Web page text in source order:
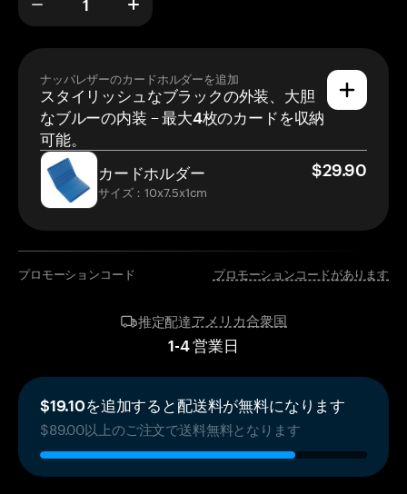
ナッパレザーのカードホルダーを追加
スタイリッシュなブラックの外装、大胆
なブルーの内装 – 最大4枚のカードを収納
可能。
カードホルダー
サイズ：10x7.5x1cm
$29.90
プロモーションコード プロモーションコードがあります
推定配達アメリカ合衆国
1-4営業日
$19.10を追加すると配送料が無料になります
$89.00以上のご注文で送料無料となります